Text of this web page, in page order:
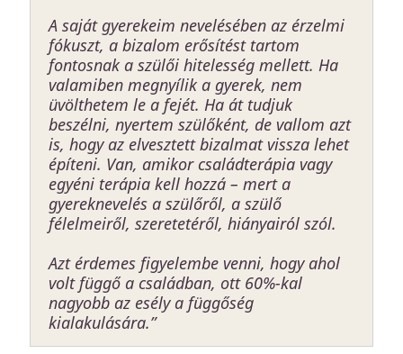
A saját gyerekeim nevelésében az érzelmi
fókuszt, a bizalom erősítést tartom
fontosnak a szülői hitelesség mellett. Ha
valamiben megnyílik a gyerek, nem
üvölthetem le a fejét. Ha át tudjuk
beszélni, nyertem szülőként, de vallom azt
is, hogy az elvesztett bizalmat vissza lehet
építeni. Van, amikor családterápia vagy
egyéni terápia kell hozzá – mert a
gyereknevelés a szülőről, a szülő
félelmeiről, szeretetéről, hiányairól szól.
Azt érdemes figyelembe venni, hogy ahol
volt függő a családban, ott 60%-kal
nagyobb az esély a függőség
kialakulására.”